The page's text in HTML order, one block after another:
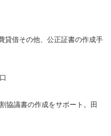
貸借その他、公正証書の作成手
協議書の作成をサポート。田